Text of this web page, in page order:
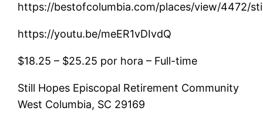
https://bestofcolumbia.com/places/view/4472/
https://youtu.be/meER1vDIvdQ
$18.25 – $25.25 por hora – Full-time
Still Hopes Episcopal Retirement Community
West Columbia, SC 29169